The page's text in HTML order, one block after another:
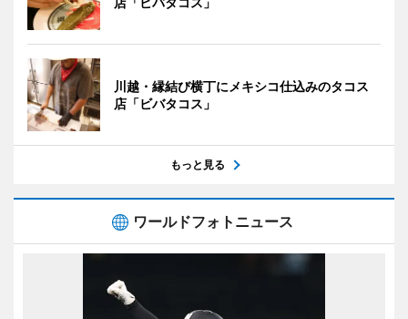
川越・縁結び横丁にメキシコ仕込みのタコス
店「ビバタコス」
もっと見る
ワールドフォトニュース